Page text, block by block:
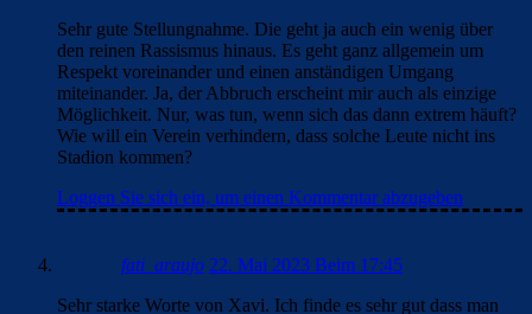
Sehr gute Stellungnahme. Die geht ja auch ein wenig über
den reinen Rassismus hinaus. Es geht ganz allgemein um
Respekt voreinander und einen anständigen Umgang
miteinander. Ja, der Abbruch erscheint mir auch als einzige
Möglichkeit. Nur, was tun, wenn sich das dann extrem häuft?
Wie will ein Verein verhindern, dass solche Leute nicht ins
Stadion kommen?
Loggen Sie sich ein, um einen Kommentar abzugeben
fati_araujo 22. Mai 2023 Beim 17:45
Sehr starke Worte von Xavi. Ich finde es sehr gut dass man